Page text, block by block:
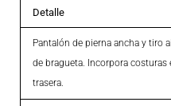
Detalle
Pantalón de pierna ancha y tiro
de bragueta. Incorpora costuras
trasera.